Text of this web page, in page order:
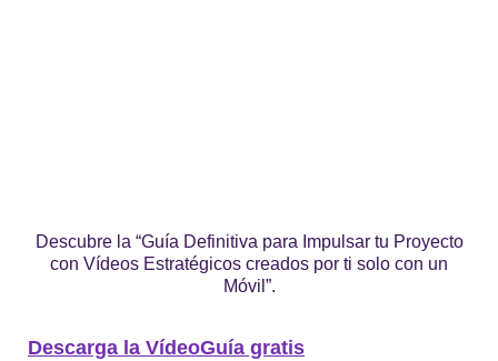
Descubre la “Guía Definitiva para Impulsar tu Proyecto
con Vídeos Estratégicos creados por ti solo con un
Móvil”.
Descarga la VídeoGuía gratis